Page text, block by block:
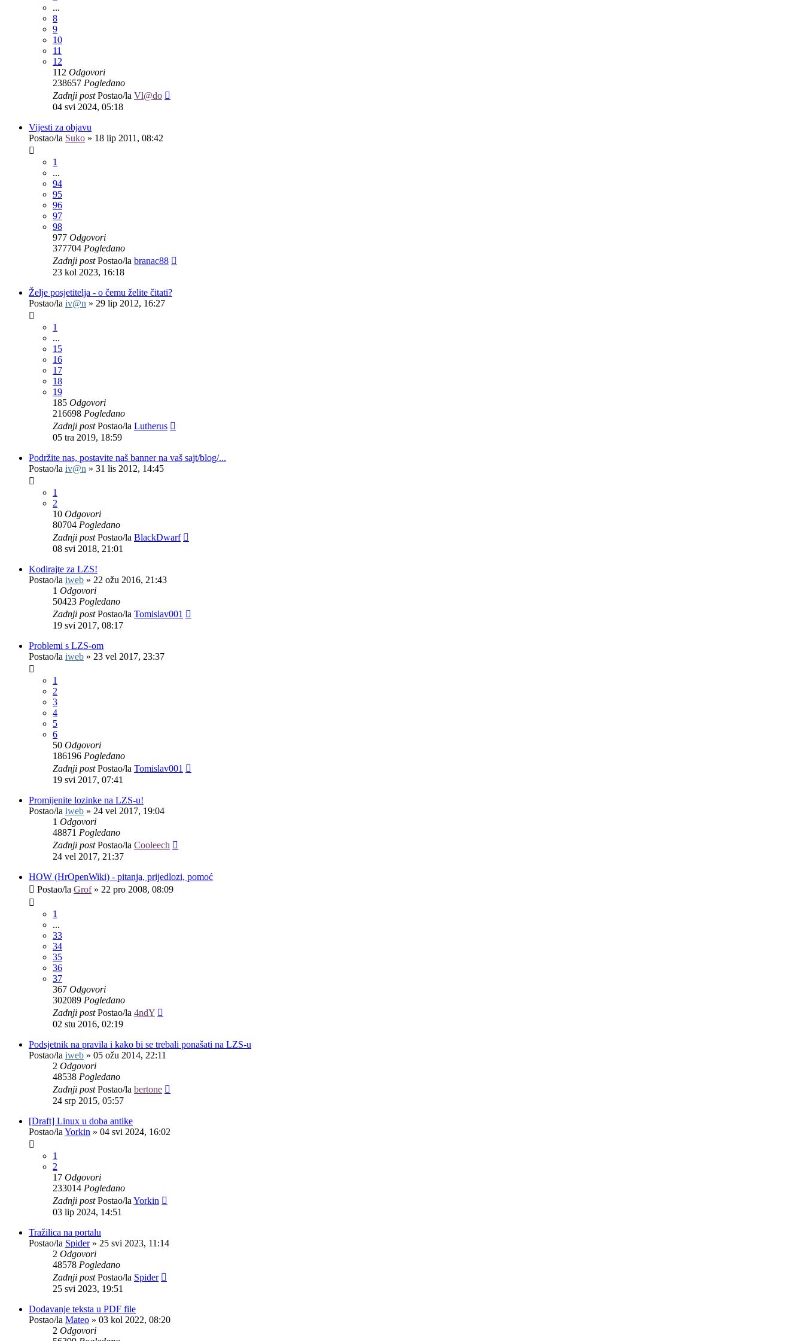
...
8
9
10
11
12
112 Odgovori
238657 Pogledano
Zadnji postPostao/la Vl@do
04 svi 2024, 05:18
Vijesti za objavu
Postao/la Suko » 18 lip 2011, 08:42
1
...
94
95
96
97
98
977 Odgovori
377704 Pogledano
Zadnji postPostao/la branac88
23 kol 2023, 16:18
Želje posjetitelja - o čemu želite čitati?
Postao/la iv@n » 29 lip 2012, 16:27
1
...
15
16
17
18
19
185 Odgovori
216698 Pogledano
Zadnji postPostao/la Lutherus
05 tra 2019, 18:59
Podržite nas, postavite naš banner na vaš sajt/blog/...
Postao/la iv@n » 31 lis 2012, 14:45
1
2
10 Odgovori
80704 Pogledano
Zadnji postPostao/la BlackDwarf
08 svi 2018, 21:01
Kodirajte za LZS!
Postao/la iweb » 22 ožu 2016, 21:43
1 Odgovori
50423 Pogledano
Zadnji postPostao/la Tomislav001
19 svi 2017, 08:17
Problemi s LZS-om
Postao/la iweb » 23 vel 2017, 23:37
1
2
3
4
5
6
50 Odgovori
186196 Pogledano
Zadnji postPostao/la Tomislav001
19 svi 2017, 07:41
Promijenite lozinke na LZS-u!
Postao/la iweb » 24 vel 2017, 19:04
1 Odgovori
48871 Pogledano
Zadnji postPostao/la Cooleech
24 vel 2017, 21:37
HOW (HrOpenWiki) - pitanja, prijedlozi, pomoć
Postao/la Grof» 22 pro 2008, 08:09
1
...
33
34
35
36
37
367 Odgovori
302089 Pogledano
Zadnji postPostao/la 4ndY
02 stu 2016, 02:19
Podsjetnik na pravila i kako bi se trebali ponašati na LZS-u
Postao/la iweb » 05 ožu 2014, 22:11
2 Odgovori
48538 Pogledano
Zadnji postPostao/la bertone
24 srp 2015, 05:57
[Draft] Linux u doba antike
Postao/la Yorkin » 04 svi 2024, 16:02
1
2
17 Odgovori
233014 Pogledano
Zadnji postPostao/la Yorkin
03 lip 2024, 14:51
Tražilica na portalu
Postao/la Spider» 25 svi 2023, 11:14
2 Odgovori
48578 Pogledano
Zadnji postPostao/la Spider
25 svi 2023, 19:51
Dodavanje teksta u PDF file
Postao/la Mateo » 03 kol 2022, 08:20
2 Odgovori